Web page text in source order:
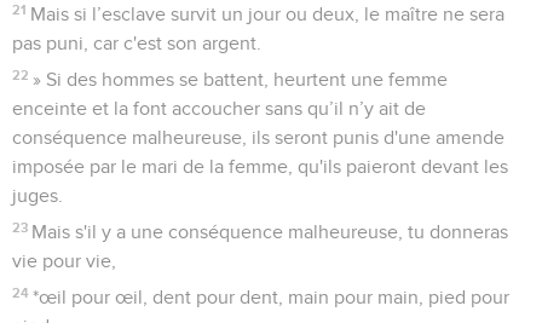
21 Mais si l’esclave survit un jour ou deux, le maître ne sera
pas puni, car c'est son argent.
22 » Si des hommes se battent, heurtent une femme
enceinte et la font accoucher sans qu’il n’y ait de
conséquence malheureuse, ils seront punis d'une amende
imposée par le mari de la femme, qu'ils paieront devant les
juges.
23 Mais s'il y a une conséquence malheureuse, tu donneras
vie pour vie,
24 *œil pour œil, dent pour dent, main pour main, pied pour